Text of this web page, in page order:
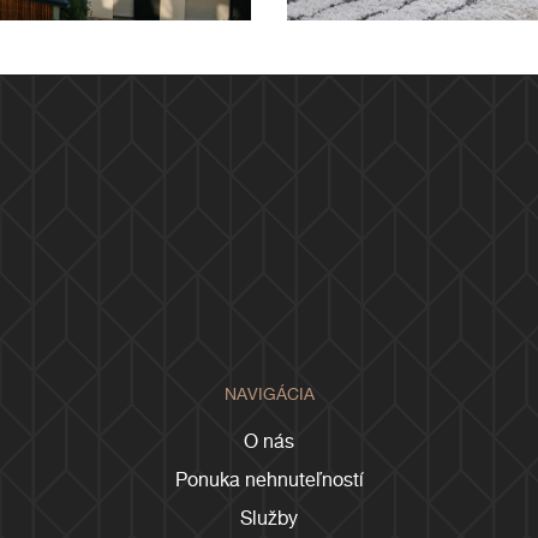
NAVIGÁCIA
O nás
Ponuka nehnuteľností
Služby